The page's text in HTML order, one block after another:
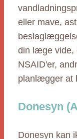
eller mave,
din læge vide,
NSAID'er,
planlægger at
Donesyn
Donesyn kan